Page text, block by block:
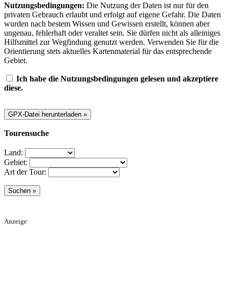
Nutzungsbedingungen: Die Nutzung der Daten ist nur für den
privaten Gebrauch erlaubt und erfolgt auf eigene Gefahr. Die Daten
wurden nach bestem Wissen und Gewissen erstellt, können aber
ungenau, fehlerhaft oder veraltet sein. Sie dürfen nicht als alleiniges
Hilfsmittel zur Wegfindung genutzt werden. Verwenden Sie für die
Orientierung stets aktuelles Kartenmaterial für das entsprechende
Gebiet.
Ich habe die Nutzungsbedingungen gelesen und akzeptiere
diese.
Tourensuche
Land:
Gebiet:
Art der Tour:
Anzeige